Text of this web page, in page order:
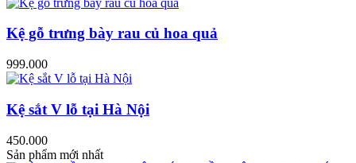
Kệ gỗ trưng bày rau củ hoa quả
999.000
Kệ sắt V lỗ tại Hà Nội
450.000
Sản phẩm mới nhất